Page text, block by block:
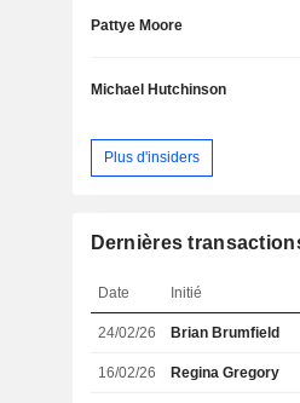
Pattye Moore
Michael Hutchinson
Plus d'insiders
Dernières
Date Initié
24/02/26 Brian Brumfield
16/02/26 Regina Gregory